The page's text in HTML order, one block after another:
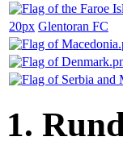
20px Glentoran FC
1.